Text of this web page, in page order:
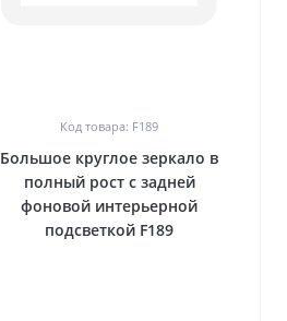
Код товара: F189
Большое круглое зеркало в
полный рост с задней
фоновой интерьерной
подсветкой F189